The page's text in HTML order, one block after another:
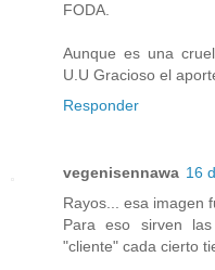
FODA.
Aunque es una
U.U Gracioso el
Responder
vegenisennawa 16
Rayos... esa imagen
Para eso sirven
"cliente" cada cierto